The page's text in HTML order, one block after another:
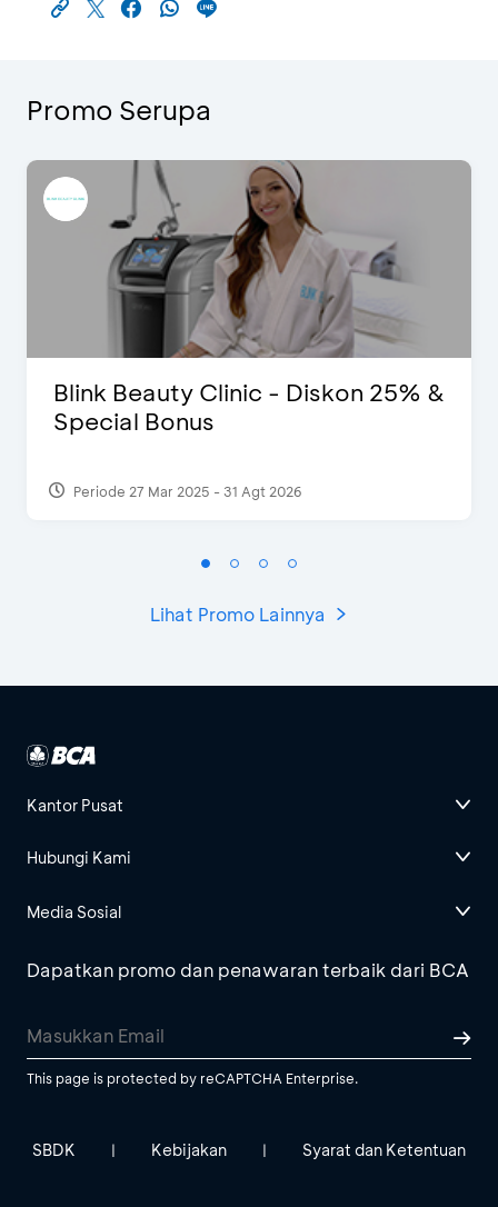
Promo Serupa
Blink Beauty Clinic - Diskon 25% &
Special Bonus
Periode 27 Mar 2025 - 31 Agt 2026
Lihat Promo Lainnya
Kantor Pusat
Hubungi Kami
Media Sosial
Dapatkan promo dan penawaran terbaik dari BCA
This page is protected by reCAPTCHA Enterprise.
SBDK | Kebijakan | Syarat dan Ketentuan